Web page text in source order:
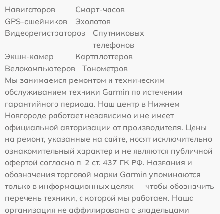
Навигаторов
Смарт-часов
GPS-ошейников
Эхолотов
Видеорегистраторов
Спутниковых
телефонов
Экшн-камер
Картплоттеров
Велокомпьютеров
Тонометров
Мы занимаемся ремонтом и техническим
обслуживанием техники Garmin по истечении
гарантийного периода. Наш центр в Нижнем
Новгороде работает независимо и не имеет
официальной авторизации от производителя. Цены
на ремонт, указанные на сайте, носят исключительно
ознакомительный характер и не являются публичной
офертой согласно п. 2 ст. 437 ГК РФ. Названия и
обозначения торговой марки Garmin упоминаются
только в информационных целях — чтобы обозначить
перечень техники, с которой мы работаем. Наша
организация не аффилирована с владельцами